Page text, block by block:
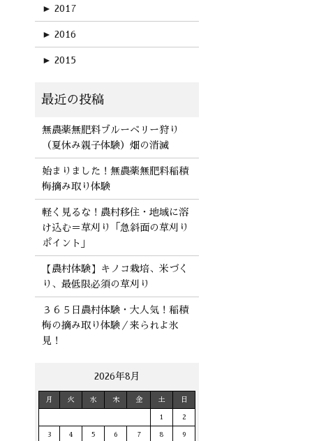
► 2017
► 2016
► 2015
無農薬無肥料ブルーベリー狩り
（夏休み親子体験）畑の消滅
始まりました！無農薬無肥料稲積
梅摘み取り体験
軽く見るな！農村移住・地域に溶
け込む＝草刈り「急斜面の草刈り
ポイント」
【農村体験】キノコ栽培、米づく
り、最低限必須の草刈り
３６５日農村体験・大人気！稲積
梅の摘み取り体験／来られよ氷
見！
2026年8月
月 火 水 木 金 土 日
1 2
3 4 5 6 7 8 9